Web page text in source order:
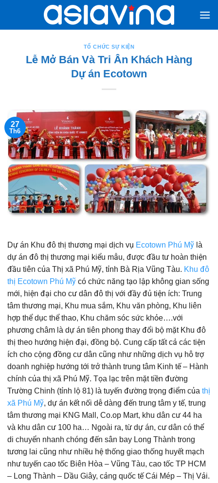
nội
TỔ CHỨC SỰ KIỆN
Lễ Mở Bán Và Tri Ân Khách Hàng
Dự án Ecotown
27
Th6
Dự án Khu đô thị thương mại dịch vụ Ecotown Phú Mỹ là
dự án đô thị thương mại kiểu mẫu, được đầu tư hoàn thiện
đầu tiên của Thị xã Phú Mỹ, tỉnh Bà Rịa Vũng Tàu. Khu đô
thị Ecotown Phú Mỹ có chức năng tạo lập không gian sống
mới, hiện đại cho cư dân đô thị với đầy đủ tiện ích: Trung
tâm thương mại, Khu mua sắm, Khu văn phòng, Khu liên
hợp thể dục thể thao, Khu chăm sóc sức khỏe….với
phương châm là dự án tiên phong thay đổi bộ mặt Khu đô
thị theo hướng hiện đại, đồng bộ. Cung cấp tất cả các tiện
ích cho cộng đồng cư dân cũng như những dịch vụ hỗ trợ
doanh nghiệp hướng tới trở thành trung tâm Kinh tế – Hành
chính của thị xã Phú Mỹ. Tọa lạc trên mặt tiền đường
Trường Chinh (tỉnh lộ 81) là tuyến đường trọng điểm của thị
xã Phú Mỹ, dự án kết nối dễ dàng đến trung tâm y tế, trung
tâm thương mại KNG Mall, Co.op Mart, khu dân cư 44 ha
và khu dân cư 100 ha… Ngoài ra, từ dự án, cư dân có thể
di chuyển nhanh chóng đến sân bay Long Thành trong
tương lai cũng như nhiều hệ thống giao thống huyết mạch
như tuyến cao tốc Biên Hòa – Vũng Tàu, cao tốc TP HCM
– Long Thành – Dầu Giây, cảng quốc tế Cái Mép – Thị Vải.